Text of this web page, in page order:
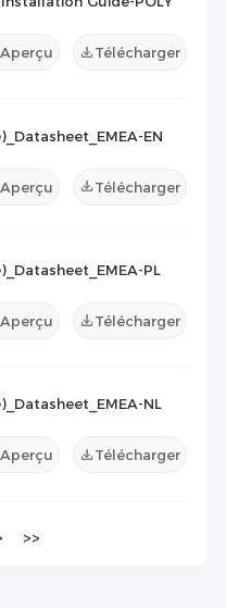
Télécharger
EN
Télécharger
PL
Télécharger
NL
Télécharger
>>